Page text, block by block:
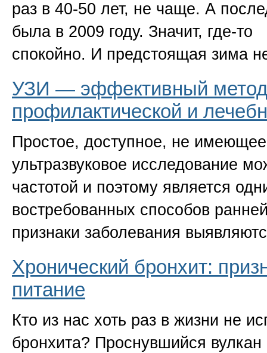
раз в 40-50 лет, не чаще. А
была в 2009 году. Значит, где-то
спокойно. И предстоящая зима
УЗИ — эффективный метод
профилактической и
Простое, доступное, не имеющее
ультразвуковое исследование
частотой и поэтому является
востребованных способов
признаки заболевания
Хронический бронхит:
питание
Кто из нас хоть раз в жизни не
бронхита? Проснувшийся вулкан